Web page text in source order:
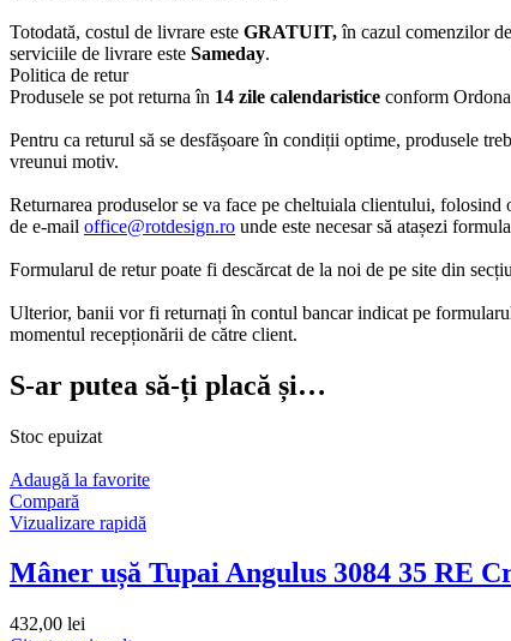
Totodată, costul de livrare este GRATUIT,în cazul comenzilor
serviciile de livrare este Sameday.
Politica de retur
Produsele se pot returna în 14 zile calendaristice conform
Pentru ca returul să se desfășoare în condiții optime, produsele
vreunui motiv.
Returnarea produselor se va face pe cheltuiala clientului, folosind
de e-mail office@rotdesign.ro unde este necesar să atașezi
Formularul de retur poate fi descărcat de la noi de pe site din
Ulterior, banii vor fi returnați în contul bancar indicat pe
momentul recepționării de către client.
S-ar putea să-ți placă și…
Stoc epuizat
Adaugă la favorite
Compară
Vizualizare rapidă
Mâner ușă Tupai Angulus 3084 35 RE
432,00 lei